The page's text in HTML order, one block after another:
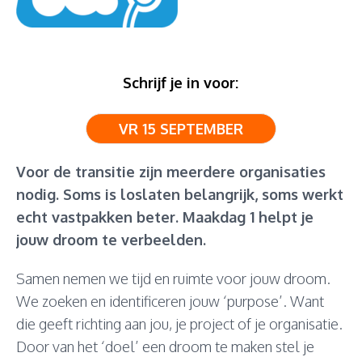
Schrijf je in voor:
VR 15 SEPTEMBER
Voor de transitie zijn meerdere organisaties
nodig. Soms is loslaten belangrijk, soms werkt
echt vastpakken beter. Maakdag 1 helpt je
jouw droom te verbeelden.
Samen nemen we tijd en ruimte voor jouw droom.
We zoeken en identificeren jouw ‘purpose’. Want
die geeft richting aan jou, je project of je organisatie.
Door van het ‘doel’ een droom te maken stel je